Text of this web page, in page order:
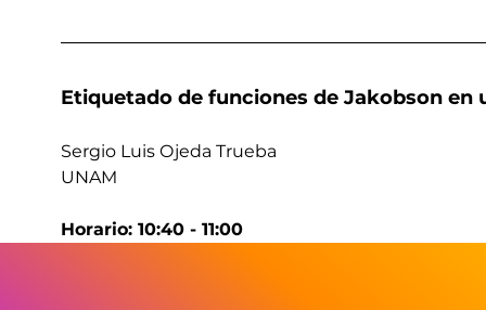
Etiquetado de funciones de Jakobson en
Sergio Luis Ojeda Trueba
UNAM
Horario: 10:40 - 11:00